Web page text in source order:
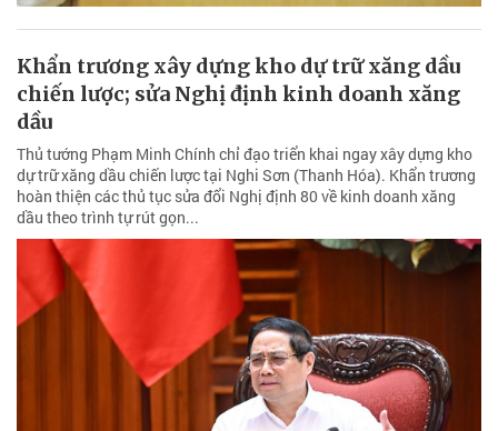
Khẩn trương xây dựng kho dự trữ xăng dầu
chiến lược; sửa Nghị định kinh doanh xăng
dầu
Thủ tướng Phạm Minh Chính chỉ đạo triển khai ngay xây dựng kho
dự trữ xăng dầu chiến lược tại Nghi Sơn (Thanh Hóa). Khẩn trương
hoàn thiện các thủ tục sửa đổi Nghị định 80 về kinh doanh xăng
dầu theo trình tự rút gọn...